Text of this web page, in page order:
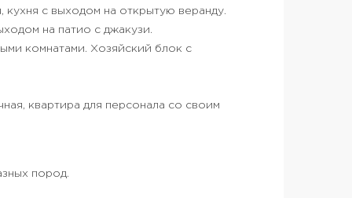
кухня с выходом на открытую веранду.
на патио с джакузи.
комнатами. Хозяйский блок с
квартира для персонала со своим
пород.